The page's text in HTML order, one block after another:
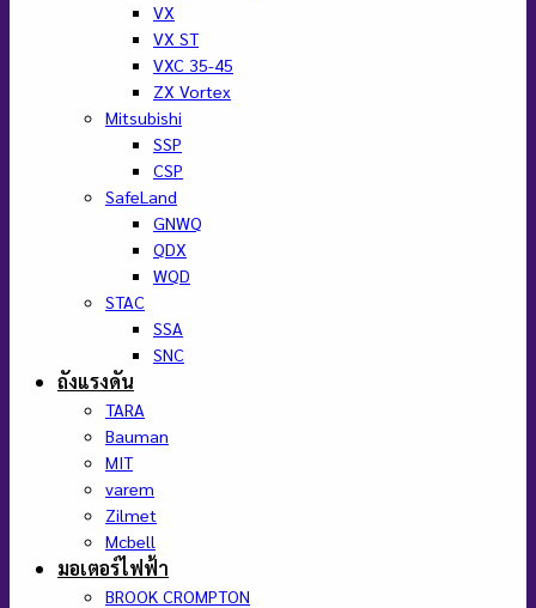
VX
VX ST
VXC 35-45
ZX Vortex
Mitsubishi
SSP
CSP
SafeLand
GNWQ
QDX
WQD
STAC
SSA
SNC
ถังแรงดัน
TARA
Bauman
MIT
varem
Zilmet
Mcbell
มอเตอร์ไฟฟ้า
BROOK CROMPTON